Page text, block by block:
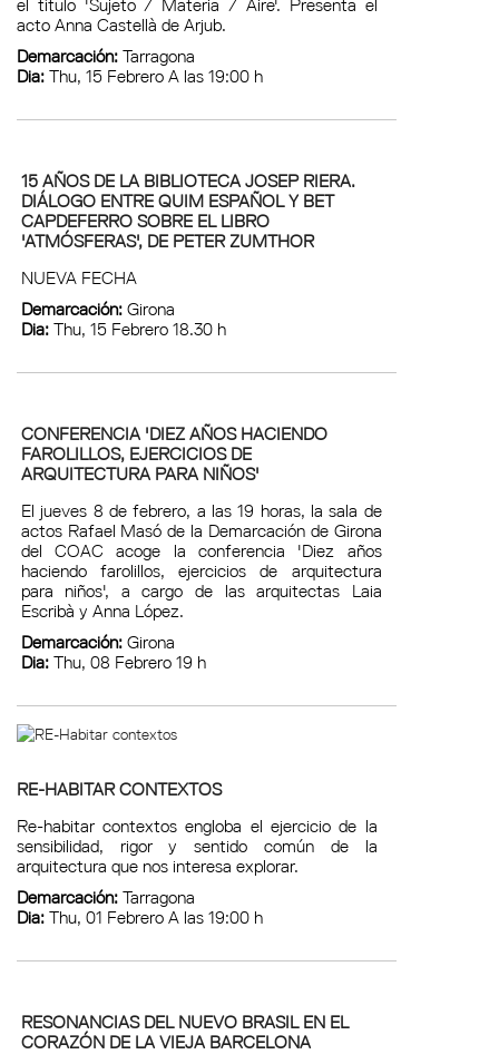
acto Anna Castellà de Arjub.
Demarcación:Tarragona
Dia:Thu, 15 Febrero A las 19:00 h
15 AÑOS DE LA BIBLIOTECA JOSEP RIERA.
DIÁLOGO ENTRE QUIM ESPAÑOL Y BET
CAPDEFERRO SOBRE EL LIBRO
'ATMÓSFERAS', DE PETER ZUMTHOR
NUEVA FECHA
Demarcación:Girona
Dia:Thu, 15 Febrero 18.30 h
CONFERENCIA 'DIEZ AÑOS HACIENDO
FAROLILLOS, EJERCICIOS DE
ARQUITECTURA PARA NIÑOS'
El jueves 8 de febrero, a las 19 horas, la sala de
actos Rafael Masó de la Demarcación de Girona
del COAC acoge la conferencia 'Diez años
haciendo farolillos, ejercicios de arquitectura
para niños', a cargo de las arquitectas Laia
Escribà y Anna López.
Demarcación:Girona
Dia:Thu, 08 Febrero 19 h
RE-HABITAR CONTEXTOS
Re-habitar contextos engloba el ejercicio de la
sensibilidad, rigor y sentido común de la
arquitectura que nos interesa explorar.
Demarcación:Tarragona
Dia:Thu, 01 Febrero A las 19:00 h
RESONANCIAS DEL NUEVO BRASIL EN EL
CORAZÓN DE LA VIEJA BARCELONA